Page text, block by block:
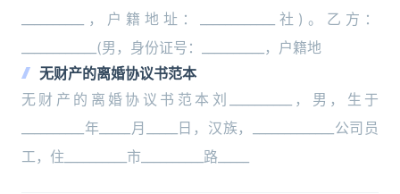
__________，户籍地址：____________社)。乙方：
____________(男，身份证号：__________，户籍地
无财产的离婚协议书范本
无财产的离婚协议书范本刘__________，男，生于
__________年_____月_____日，汉族，_____________公司员
工，住__________市__________路_____